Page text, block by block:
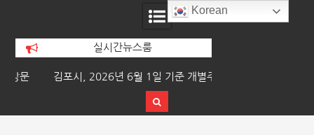
실시간뉴스룸
김포시, 2026년 6월 1일 기준 개별주택
Korean